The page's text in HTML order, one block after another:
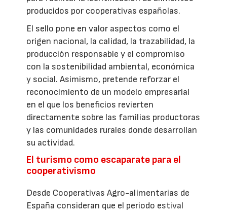
producidos por cooperativas españolas.
El sello pone en valor aspectos como el
origen nacional, la calidad, la trazabilidad, la
producción responsable y el compromiso
con la sostenibilidad ambiental, económica
y social. Asimismo, pretende reforzar el
reconocimiento de un modelo empresarial
en el que los beneficios revierten
directamente sobre las familias productoras
y las comunidades rurales donde desarrollan
su actividad.
El turismo como escaparate para el
cooperativismo
Desde Cooperativas Agro-alimentarias de
España consideran que el periodo estival